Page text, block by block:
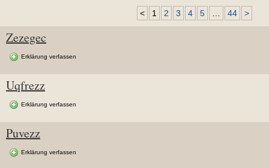
< 1 2 3 4 5 44 >
Zezegec
Erklärung verfassen
Uqfrezz
Erklärung verfassen
Puvezz
Erklärung verfassen